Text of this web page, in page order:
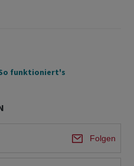
funktioniert's
Folgen